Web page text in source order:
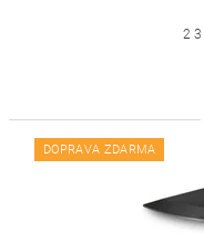
2
DOPRAVA ZDARMA